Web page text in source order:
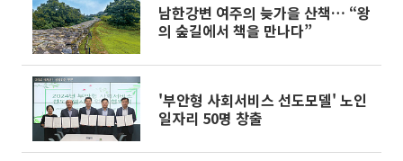
남한강변 여주의 늦가을 산책… “왕
의 숲길에서 책을 만나다”
'부안형 사회서비스 선도모델' 노인
일자리 50명 창출